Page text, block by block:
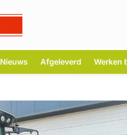
Nieuws Afgeleverd Werken